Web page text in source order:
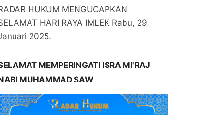
HUKUM MENGUCAPKAN
HARI RAYA IMLEK Rabu, 29
2025.
MEMPERINGATI ISRA MI'RAJ
MUHAMMAD SAW